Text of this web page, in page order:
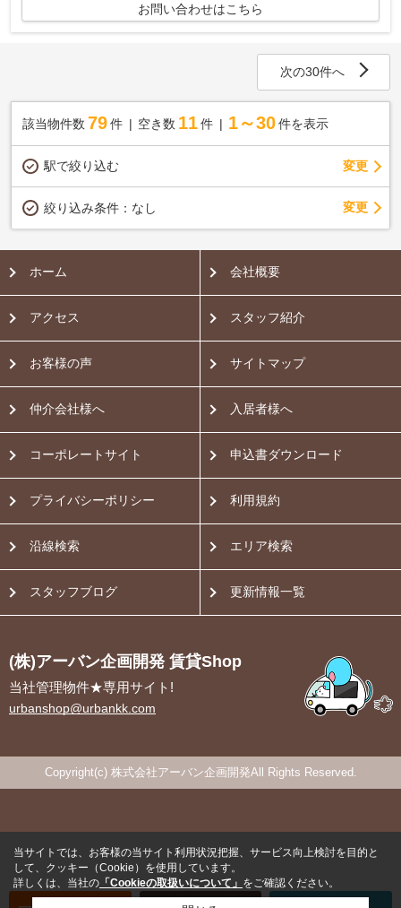
お問い合わせはこちら
次の30件へ
該当物件数 79件 空き数 11 件 1～30 件を表示
駅で絞り込む 変更
絞り込み条件： なし 変更
ホーム 会社概要
アクセス スタッフ紹介
お客様の声 サイトマップ
仲介会社様へ 入居者様へ
コーポレートサイト 申込書ダウンロード
プライバシーポリシー 利用規約
沿線検索 エリア検索
スタッフブログ 更新情報一覧
(株)アーバン企画開発 賃貸Shop
当社管理物件★専用サイト!
urbanshop@urbankk.com
Copyright(c) 株式会社アーバン企画開発All Rights Reserved.
当サイトでは、お客様の当サイト利用状況把握、サービス向上検討を目的と
して、クッキー（Cookie）を使用しています。
詳しくは、当社の 「Cookieの取扱いについて」 をご確認ください。